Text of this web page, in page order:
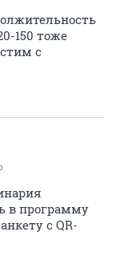
150 тоже
с
в программу
с QR-